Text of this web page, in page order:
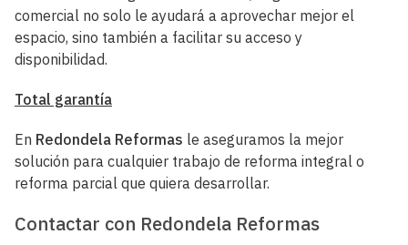
comercial no solo le ayudará a aprovechar mejor el
espacio, sino también a facilitar su acceso y
disponibilidad.
Total garantía
En Redondela Reformas le aseguramos la mejor
solución para cualquier trabajo de reforma integral o
reforma parcial que quiera desarrollar.
Contactar con Redondela Reformas